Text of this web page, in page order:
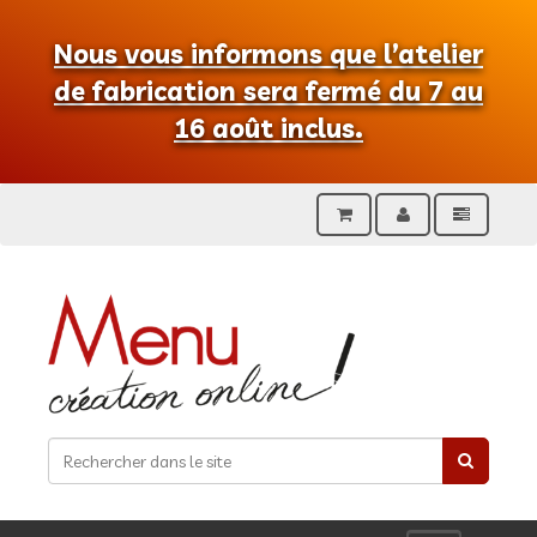
Nous vous informons que l’atelier
de fabrication sera fermé du 7 au
16 août inclus.